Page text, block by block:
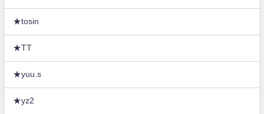
★tosin
★TT
★yuu.s
★yz2